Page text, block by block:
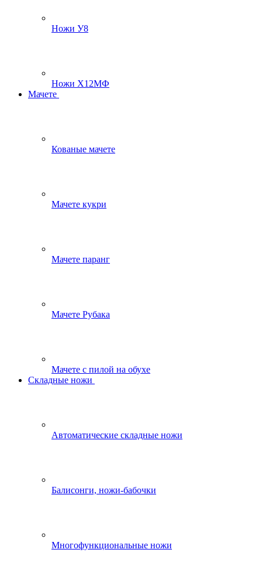
Ножи У8
Ножи Х12МФ
Мачете
Кованые мачете
Мачете кукри
Мачете паранг
Мачете Рубака
Мачете с пилой на обухе
Складные ножи
Автоматические складные ножи
Балисонги, ножи-бабочки
Многофункциональные ножи